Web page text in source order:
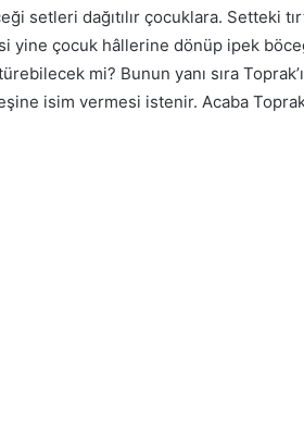
setleri dağıtılır çocuklara. Setteki
yine çocuk hâllerine dönüp ipek
mi? Bunun yanı sıra
isim vermesi istenir. Acaba